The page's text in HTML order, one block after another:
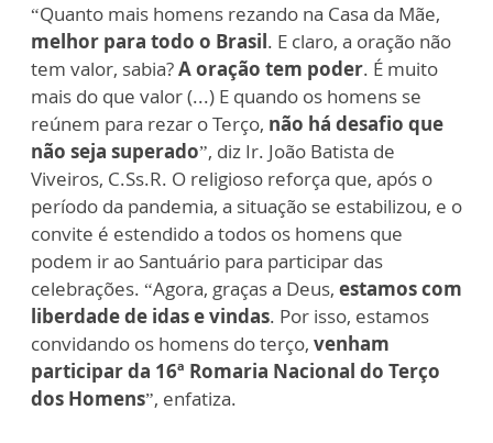
“Quanto mais homens rezando na Casa da Mãe,
melhor para todo o Brasil. E claro, a oração não
tem valor, sabia?A oração tem poder. É muito
mais do que valor (...) E quando os homens se
reúnem para rezar o Terço, não há desafio que
não seja superado”, diz Ir. João Batista de
Viveiros, C.Ss.R. O religioso reforça que, após o
período da pandemia, a situação se estabilizou, e o
convite é estendido a todos os homens que
podem ir ao Santuário para participar das
celebrações. “Agora, graças a Deus, estamos com
liberdade de idas e vindas. Por isso, estamos
convidando os homens do terço, venham
participar da 16ª Romaria Nacional do Terço
dos Homens”, enfatiza.